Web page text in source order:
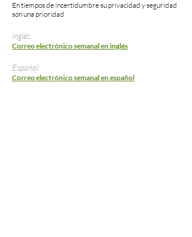
En tiempos de incertidumbre su privacidad y seguridad
son una prioridad
inglés
Correo electrónico semanal en inglés
Español
Correo electrónico semanal en español